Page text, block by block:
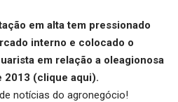
em alta tem pressionado
interno e colocado o
em relação a oleagionosa
2013 (clique aqui).
notícias do agronegócio!